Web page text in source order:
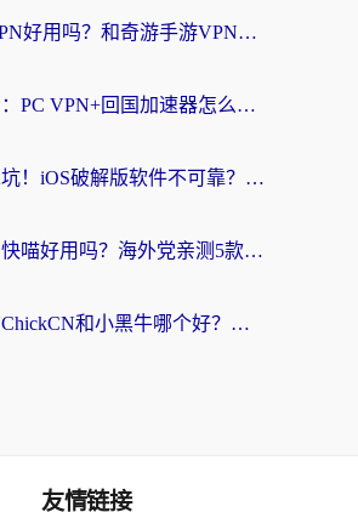
ChickCN VPN好用吗？和奇游手游VPN对比哪个回国效果更好？海外党亲测实用指南
海外党必看：PC VPN+回国加速器怎么选？无缝访问国内资源全攻略
海外党别踩坑！iOS破解版软件不可靠？教你选对回国加速器无缝看国内资源
雷神手游和快喵好用吗？海外党亲测5款回国加速器，附斧牛Bling对比+微信视频号解决办法
海外党纠结ChickCN和小黑牛哪个好？一篇帮你选对回国加速器的实用指南
友情链接